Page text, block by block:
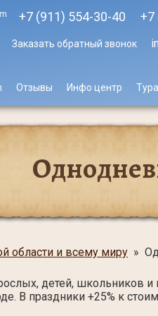
+7 (911) 554-30-40 +7
Заказать обратный звонок
Отзывы Инфо центр
области и всему миру »
детей, школьников
В праздники +25% к